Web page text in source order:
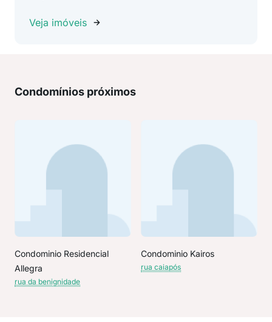
Veja imóveis
Condomínios próximos
Condominio Residencial
Allegra
rua da benignidade
Condominio Kairos
rua caiapós